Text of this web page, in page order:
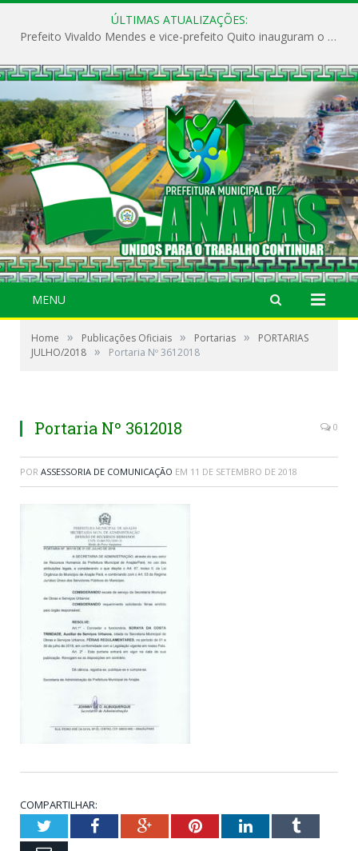
ÚLTIMAS ATUALIZAÇÕES:
Prefeito Vivaldo Mendes e vice-prefeito Quito inauguram o CAPS e fortalecem a saúde pública em Anajás.
MENU
Home » Publicações Oficiais » Portarias »
PORTARIAS
JULHO/2018 » Portaria Nº 3612018
Portaria Nº 3612018 0
POR ASSESSORIA DE COMUNICAÇÃO EM 11 DE SETEMBRO DE 2018
COMPARTILHAR:
TwitterFacebookGoogle+PinterestLinkedInTumblr